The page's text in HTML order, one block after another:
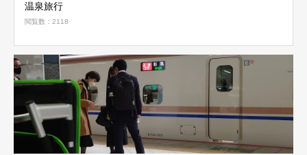
温泉旅行
閲覧数：2118